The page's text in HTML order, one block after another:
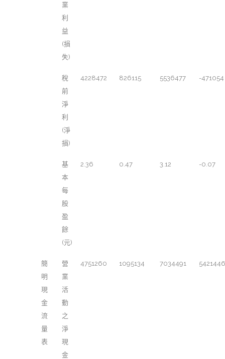
業
利
益
(損
失)
稅
前
淨
利
(淨
損)
4228472 826115 5536477 -471054
基
本
每
股
盈
餘
(元)
2.36 0.47 3.12 -0.07
簡
明
現
金
流
量
表
營
業
活
動
之
淨
現
金
4751260 1095134 7034491 5421446